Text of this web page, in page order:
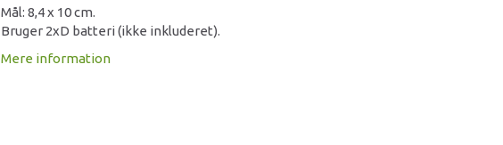
Mål: 8,4 x 10 cm.
Bruger 2xD batteri (ikke inkluderet).
Mere information